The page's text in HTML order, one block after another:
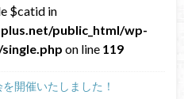
$catid in
public_html/wp-
on line 119
開催いたしました！